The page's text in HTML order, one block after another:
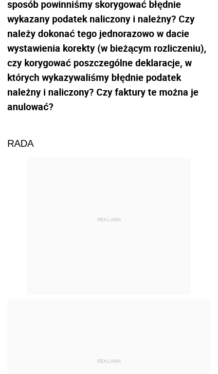
sposób powinniśmy skorygować błędnie
wykazany podatek naliczony i należny? Czy
należy dokonać tego jednorazowo w dacie
wystawienia korekty (w bieżącym rozliczeniu),
czy korygować poszczególne deklaracje, w
których wykazywaliśmy błędnie podatek
należny i naliczony? Czy faktury te można je
anulować?
RADA
REKLAMA
REKLAMA